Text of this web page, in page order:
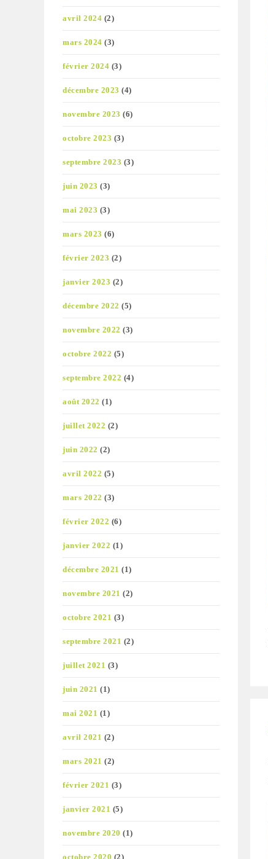
avril 2024 (2)
mars 2024 (3)
février 2024 (3)
décembre 2023 (4)
novembre 2023 (6)
octobre 2023 (3)
septembre 2023 (3)
juin 2023 (3)
mai 2023 (3)
mars 2023 (6)
février 2023 (2)
janvier 2023 (2)
décembre 2022 (5)
novembre 2022 (3)
octobre 2022 (5)
septembre 2022 (4)
août 2022 (1)
juillet 2022 (2)
juin 2022 (2)
avril 2022 (5)
mars 2022 (3)
février 2022 (6)
janvier 2022 (1)
décembre 2021 (1)
novembre 2021 (2)
octobre 2021 (3)
septembre 2021 (2)
juillet 2021 (3)
juin 2021 (1)
mai 2021 (1)
avril 2021 (2)
mars 2021 (2)
février 2021 (3)
janvier 2021 (5)
novembre 2020 (1)
octobre 2020 (2)